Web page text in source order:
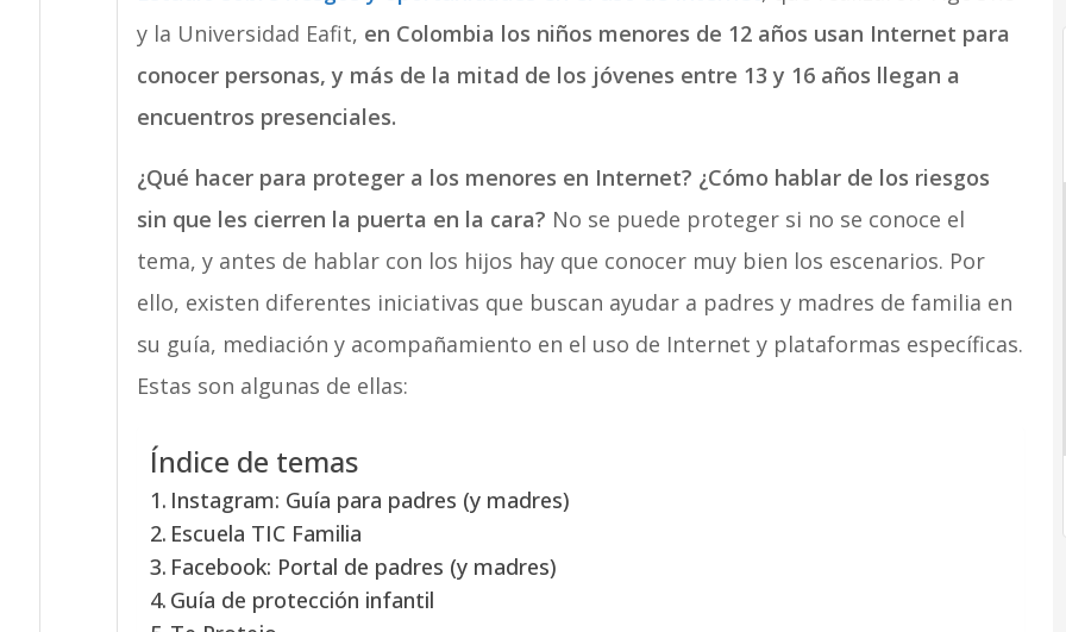
y la Universidad Eafit, en Colombia los niños menores de 12 años usan Internet para
conocer personas, y más de la mitad de los jóvenes entre 13 y 16 años llegan a
encuentros presenciales.
¿Qué hacer para proteger a los menores en Internet? ¿Cómo hablar de los riesgos
sin que les cierren la puerta en la cara? No se puede proteger si no se conoce el
tema, y antes de hablar con los hijos hay que conocer muy bien los escenarios. Por
ello, existen diferentes iniciativas que buscan ayudar a padres y madres de familia en
su guía, mediación y acompañamiento en el uso de Internet y plataformas específicas.
Estas son algunas de ellas:
Índice de temas
Instagram: Guía para padres (y madres)
Escuela TIC Familia
Facebook: Portal de padres (y madres)
Guía de protección infantil